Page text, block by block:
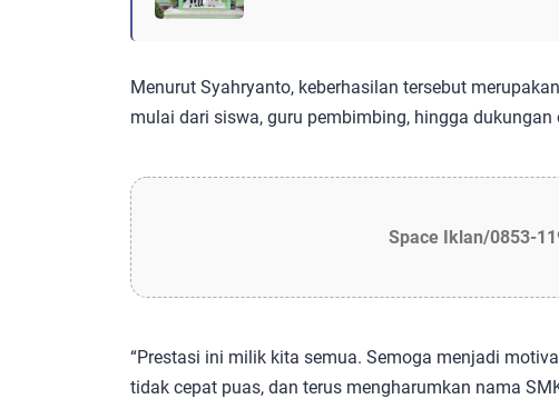
Menurut Syahryanto, keberhasilan tersebut
mulai dari siswa, guru pembimbing, hingga
Space Iklan/0853-
“Prestasi ini milik kita semua. Semoga menjadi
tidak cepat puas, dan terus mengharumkan nama